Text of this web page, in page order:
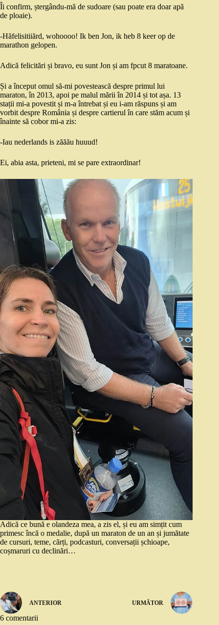
Îi confirm, ștergându-mă de sudoare (sau poate era doar apă
de ploaie).
-Hăfelisitiiărd, wohoooo! Ik ben Jon, ik heb 8 keer op de
marathon gelopen.
Adică felicitări și bravo, eu sunt Jon și am fpcut 8 maratoane.
Și a început omul să-mi povestească despre primul lui
maraton, în 2013, apoi pe malul mării în 2014 și tot așa. 13
stații mi-a povestit și m-a întrebat și eu i-am răspuns și am
vorbit despre România și despre cartierul în care stăm acum și
înainte să cobor mi-a zis:
-Iau nederlands is zăăău huuud!
Ei, abia asta, prieteni, mi se pare extraordinar!
Adică ce bună e olandeza mea, a zis el, și eu am simțit cum
primesc încă o medalie, după un maraton de un an și jumătate
de cursuri, teme, cărți, podcasturi, conversații șchioape,
coșmaruri cu declinări…
ANTERIOR URMĂTOR
6 comentarii